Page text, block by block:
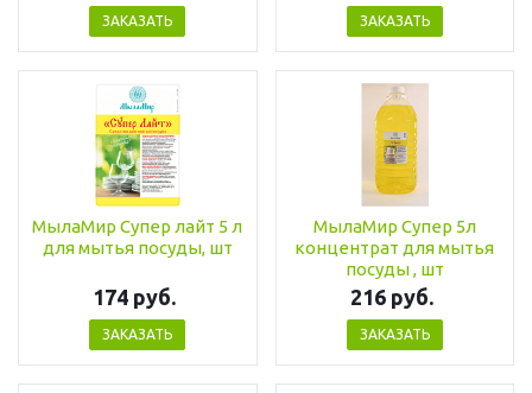
ЗАКАЗАТЬ ЗАКАЗАТЬ
МылаМир Супер лайт 5 л
для мытья посуды, шт
174 руб.
ЗАКАЗАТЬ
МылаМир Супер 5л
концентрат для мытья
посуды , шт
216 руб.
ЗАКАЗАТЬ